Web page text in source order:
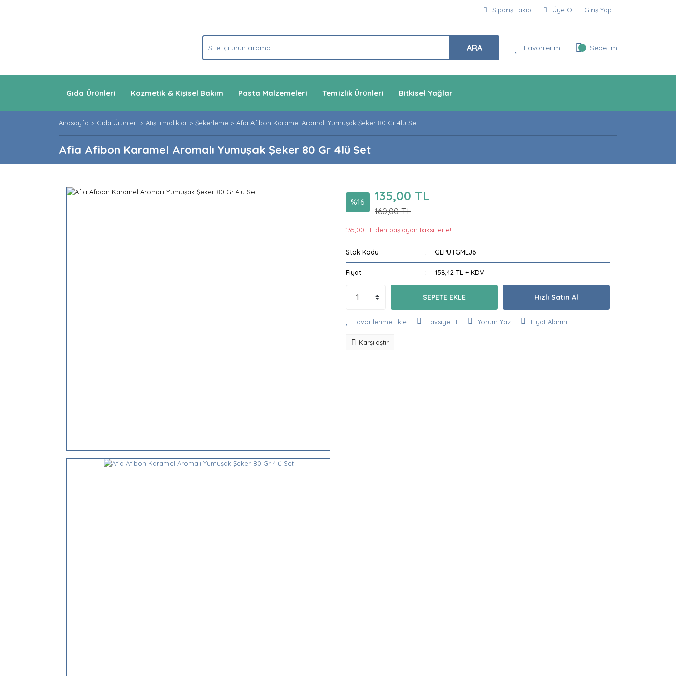
Sipariş Takibi Üye Ol Giriş Yap
ARA Favorilerim Sepetim
Gıda Ürünleri Kozmetik & Kişisel Bakım Pasta Malzemeleri Temizlik Ürünleri Bitkisel Yağlar
Anasayfa Gıda Ürünleri Atıştırmalıklar Şekerleme Afia Afibon Karamel Aromalı Yumuşak Şeker 80 Gr 4lü Set
Afia Afibon Karamel Aromalı Yumuşak Şeker 80 Gr 4lü Set
%16 135,00 TL
160,00 TL
135,00 TL den başlayan taksitlerle!!
Stok Kodu GLPUTGMEJ6
Fiyat 158,42 TL + KDV
SEPETE EKLE Hızlı Satın Al
Tavsiye Et Yorum Yaz Fiyat Alarmı
Karşılaştır